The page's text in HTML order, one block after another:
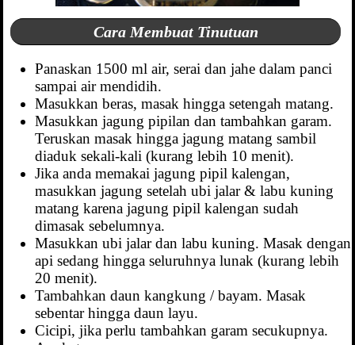
Cara Membuat Tinutuan
Panaskan 1500 ml air, serai dan jahe dalam panci
sampai air mendidih.
Masukkan beras, masak hingga setengah matang.
Masukkan jagung pipilan dan tambahkan garam.
Teruskan masak hingga jagung matang sambil
diaduk sekali-kali (kurang lebih 10 menit).
Jika anda memakai jagung pipil kalengan,
masukkan jagung setelah ubi jalar & labu kuning
matang karena jagung pipil kalengan sudah
dimasak sebelumnya.
Masukkan ubi jalar dan labu kuning. Masak dengan
api sedang hingga seluruhnya lunak (kurang lebih
20 menit).
Tambahkan daun kangkung / bayam. Masak
sebentar hingga daun layu.
Cicipi, jika perlu tambahkan garam secukupnya.